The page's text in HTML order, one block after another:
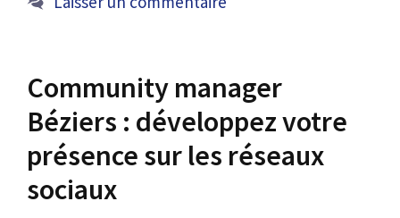
Community manager
Béziers : développez votre
présence sur les réseaux
sociaux